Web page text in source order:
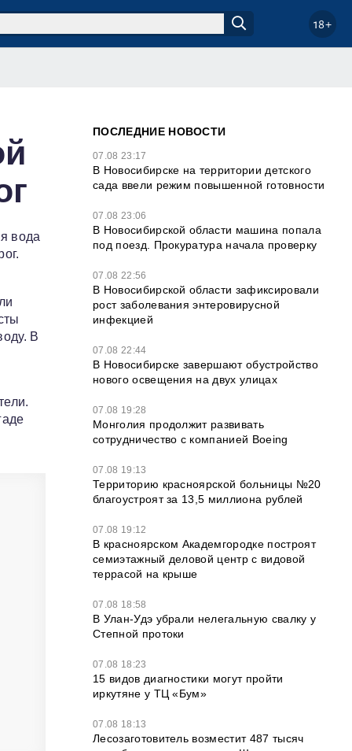
18+
вода
В
ПОСЛЕДНИЕ НОВОСТИ
07.08 23:17
В Новосибирске на территории детского
сада ввели режим повышенной готовности
07.08 23:06
В Новосибирской области машина попала
под поезд. Прокуратура начала проверку
07.08 22:56
В Новосибирской области зафиксировали
рост заболевания энтеровирусной
инфекцией
07.08 22:44
В Новосибирске завершают обустройство
нового освещения на двух улицах
07.08 19:28
Монголия продолжит развивать
сотрудничество с компанией Boeing
07.08 19:13
Территорию красноярской больницы №20
благоустроят за 13,5 миллиона рублей
07.08 19:12
В красноярском Академгородке построят
семиэтажный деловой центр с видовой
террасой на крыше
07.08 18:58
В Улан-Удэ убрали нелегальную свалку у
Степной протоки
07.08 18:23
15 видов диагностики могут пройти
иркутяне у ТЦ «Бум»
07.08 18:13
Лесозаготовитель возместит 487 тысяч